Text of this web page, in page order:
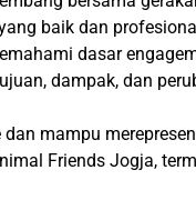
baik dan
dasar
dampak, dan
mampu
Friends Jogja,